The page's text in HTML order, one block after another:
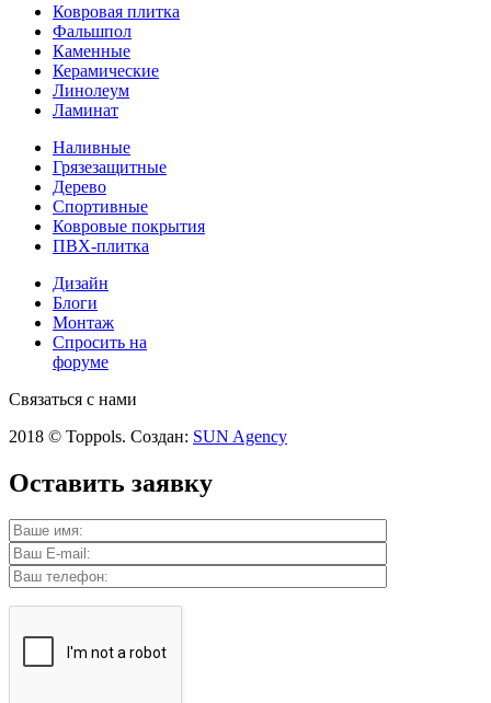
Ковровая плитка
Фальшпол
Каменные
Керамические
Линолеум
Ламинат
Наливные
Грязезащитные
Дерево
Спортивные
Ковровые покрытия
ПВХ-плитка
Дизайн
Блоги
Монтаж
Спросить на
форуме
Связаться с нами
2018 © Toppols. Создан: SUN Agency
Оставить заявку